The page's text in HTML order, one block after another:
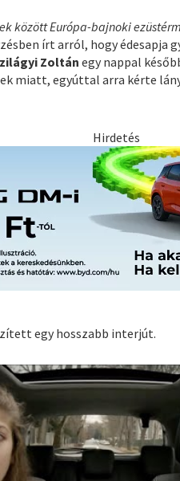
között Európa-bajnoki
írt arról, hogy édesapja
Zoltánegy nappal
miatt, egyúttal arra kérte
Hirdetés
egy hosszabb interjút.